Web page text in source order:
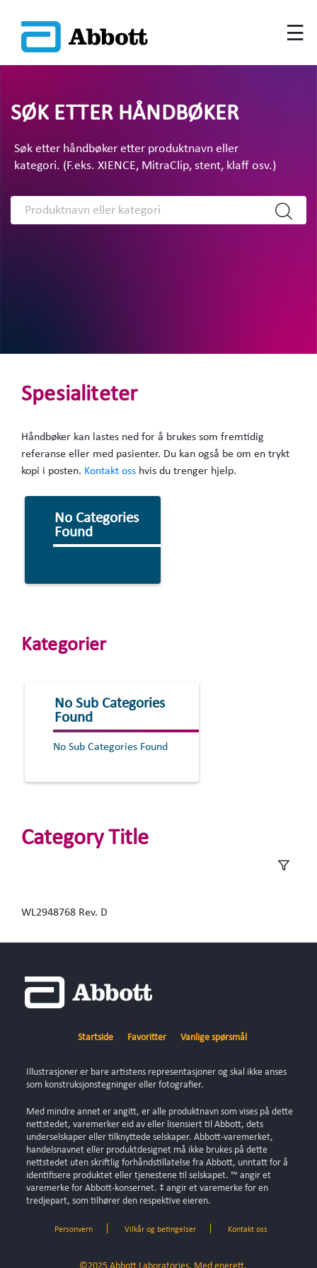
SØK ETTER HÅNDBØKER
Søk etter håndbøker etter produktnavn eller
kategori. (F.eks. XIENCE, MitraClip, stent, klaff osv.)
Spesialiteter
Håndbøker kan lastes ned for å brukes som fremtidig
referanse eller med pasienter. Du kan også be om en trykt
kopi i posten. Kontakt oss hvis du trenger hjelp.
No Categories
Found
Kategorier
No Sub Categories
Found
No Sub Categories Found
Category Title
WL2948768 Rev. D
Startside Favoritter Vanlige spørsmål
Illustrasjoner er bare artistens representasjoner og skal ikke anses
som konstruksjonstegninger eller fotografier.
Med mindre annet er angitt, er alle produktnavn som vises på dette
nettstedet, varemerker eid av eller lisensiert til Abbott, dets
underselskaper eller tilknyttede selskaper. Abbott-varemerket,
handelsnavnet eller produktdesignet må ikke brukes på dette
nettstedet uten skriftlig forhåndstillatelse fra Abbott, unntatt for å
identifisere produktet eller tjenestene til selskapet. ™ angir et
varemerke for Abbott-konsernet. ‡ angir et varemerke for en
tredjepart, som tilhører den respektive eieren.
Personvern Vilkår og betingelser Kontakt oss